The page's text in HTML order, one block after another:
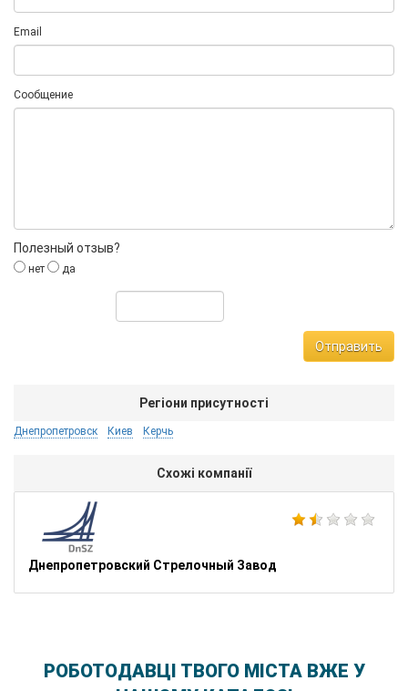
Email
Сообщение
Полезный отзыв?
нет да
Отправить
Регіони присутності
Днепропетровск Киев Керчь
Схожі компанії
Днепропетровский Стрелочный Завод
РОБОТОДАВЦІ ТВОГО МІСТА ВЖЕ У